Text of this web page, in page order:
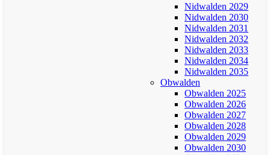
Nidwalden 2029
Nidwalden 2030
Nidwalden 2031
Nidwalden 2032
Nidwalden 2033
Nidwalden 2034
Nidwalden 2035
Obwalden
Obwalden 2025
Obwalden 2026
Obwalden 2027
Obwalden 2028
Obwalden 2029
Obwalden 2030